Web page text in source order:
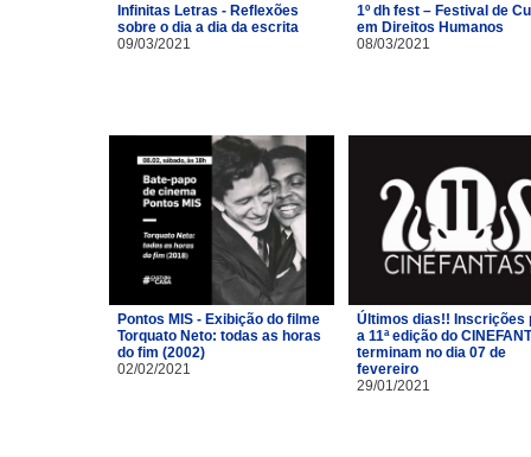
Infinitas Letras - Reflexões
sobre o dia a dia da escrita
09/03/2021
1º dh fest – Festival de
em Direitos Humanos
08/03/2021
Pontos MIS - Exibição do filme
Torquato Neto: todas as horas
do fim (2002)
02/02/2021
Últimos dias!! Inscrições
a 11ª edição do
terminam no dia 07 de
fevereiro
29/01/2021